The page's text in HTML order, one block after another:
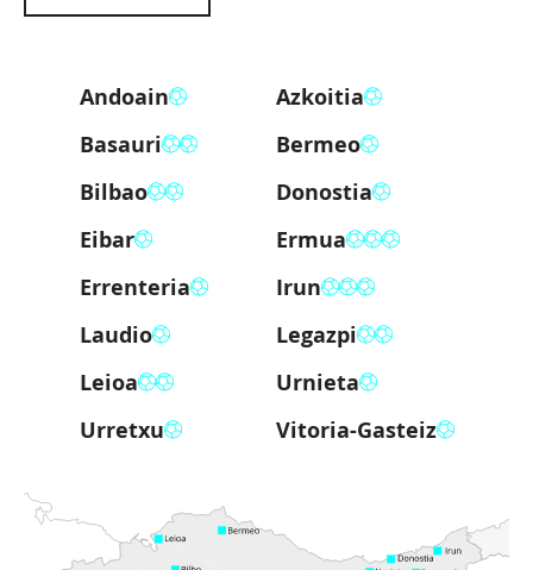
de
Actualidad
Andoain
Azkoitia
Basauri
Bermeo
Bilbao
Donostia
Eibar
Ermua
Errenteria
Irun
Laudio
Legazpi
Leioa
Urnieta
Urretxu
Vitoria-Gasteiz